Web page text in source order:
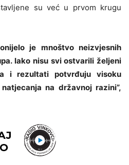
su već u prvom krugu
je mnoštvo neizvjesnih
Iako nisu svi ostvarili željeni
i rezultati potvrđuju visoku
na državnoj razini”,